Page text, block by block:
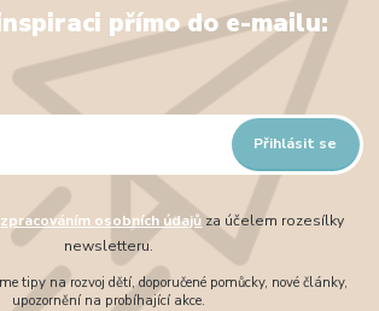
přímo do e-mailu:
Přihlásit se
zpracováním osobních údajů za účelem rozesílky
newsletteru.
tipy na rozvoj dětí, doporučené pomůcky, nové články,
upozornění na probíhající akce.